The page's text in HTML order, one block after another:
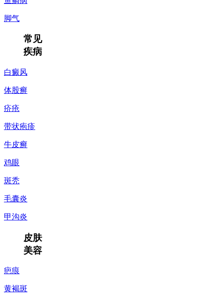
脚气
常见
疾病
白癜风
体股癣
疥疮
带状疱疹
牛皮癣
鸡眼
斑秃
毛囊炎
甲沟炎
皮肤
美容
疤痕
黄褐斑